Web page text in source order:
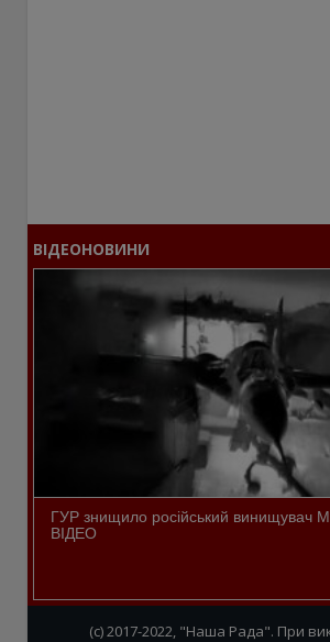
ВІДЕОНОВИНИ
ГУР знищило російський винищувач
ВІДЕО
(c) 2017-2022, "Наша Рада". При